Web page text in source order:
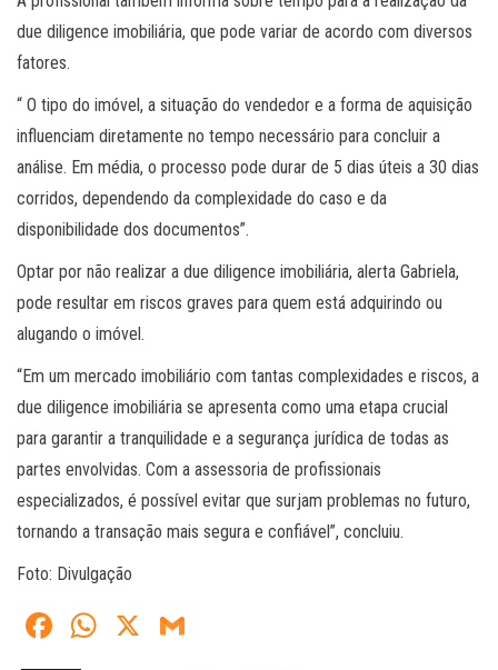
due diligence imobiliária, que pode variar de acordo com diversos
fatores.
“ O tipo do imóvel, a situação do vendedor e a forma de aquisição
influenciam diretamente no tempo necessário para concluir a
análise. Em média, o processo pode durar de 5 dias úteis a 30 dias
corridos, dependendo da complexidade do caso e da
disponibilidade dos documentos”.
Optar por não realizar a due diligence imobiliária, alerta Gabriela,
pode resultar em riscos graves para quem está adquirindo ou
alugando o imóvel.
“Em um mercado imobiliário com tantas complexidades e riscos, a
due diligence imobiliária se apresenta como uma etapa crucial
para garantir a tranquilidade e a segurança jurídica de todas as
partes envolvidas. Com a assessoria de profissionais
especializados, é possível evitar que surjam problemas no futuro,
tornando a transação mais segura e confiável”, concluiu.
Foto: Divulgação
Fa
W
X